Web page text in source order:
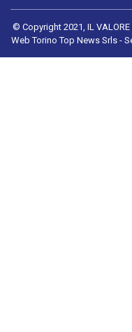
© Copyright 2021, IL
Web Torino Top News Srls -